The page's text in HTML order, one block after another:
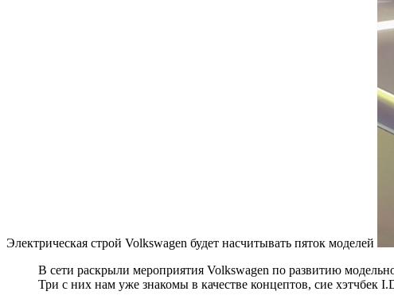
Электрическая строй Volkswagen будет насчитывать пяток моделей
В сети раскрыли мероприятия Volkswagen по развитию
Три с них нам уже знакомы в качестве концептов, сие хэтчбек